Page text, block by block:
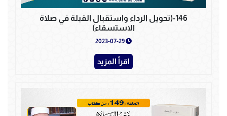
146-(تحويل الرداء واستقبال القبلة في صلاة
الاستسقاء)
اقرأ المزيد